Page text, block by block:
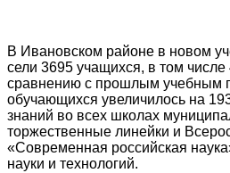
В Ивановском районе в новом
сели 3695 учащихся, в том
сравнению с прошлым учебным
обучающихся увеличилось на
знаний во всех школах
торжественные линейки и
«Современная российская
науки и технологий.